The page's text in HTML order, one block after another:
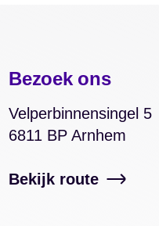
Bezoek ons
Velperbinnensingel 5
6811 BP Arnhem
Bekijk route